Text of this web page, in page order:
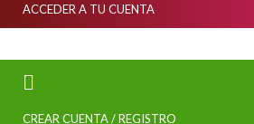
ACCEDER A TU CUENTA
CREAR CUENTA / REGISTRO